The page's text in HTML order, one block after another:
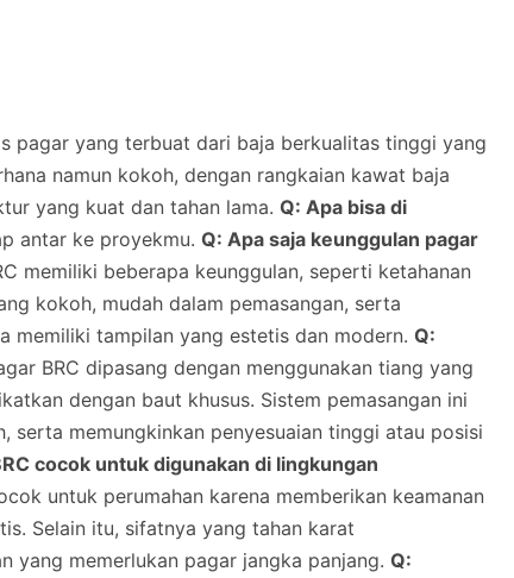
pagar yang terbuat dari baja berkualitas tinggi yang
namun kokoh, dengan rangkaian kawat baja
yang kuat dan tahan lama. Q: Apa bisa di
antar ke proyekmu. Q: Apa saja keunggulan pagar
memiliki beberapa keunggulan, seperti ketahanan
kokoh, mudah dalam pemasangan, serta
memiliki tampilan yang estetis dan modern. Q:
BRC dipasang dengan menggunakan tiang yang
dengan baut khusus. Sistem pemasangan ini
serta memungkinkan penyesuaian tinggi atau posisi
cocok untuk digunakan di lingkungan
untuk perumahan karena memberikan keamanan
Selain itu, sifatnya yang tahan karat
yang memerlukan pagar jangka panjang. Q: